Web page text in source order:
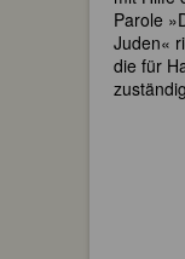
Parole
Juden«
die für